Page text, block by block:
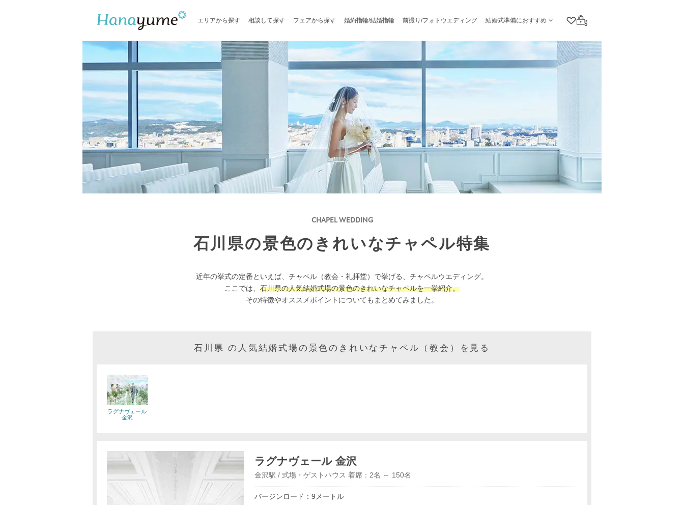
エリアから探す 相談して探す フェアから探す 婚約指輪/結婚指輪 前撮り/フォトウエディング 結婚式準備におすすめ
クリップリスト
ログイン
石川県の景色のきれいなチャペル特集
近年の挙式の定番といえば、チャペル（教会・礼拝堂）で挙げる、チャペルウエディング。
ここでは、 石川県の人気結婚式場の景色のきれいなチャペルを一挙紹介。
その特徴やオススメポイントについてもまとめてみました。
石川県 の人気結婚式場の景色のきれいなチャペル（教会）を見る
ラグナヴェール
金沢
ラグナヴェール 金沢
金沢駅 / 式場・ゲストハウス 着席：2名 ～ 150名
バージンロード：9メートル